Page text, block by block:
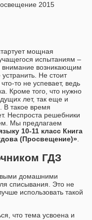
2015
мощная
испытаниям –
внимание возникающим
Не стоит
то не успевает, ведь
Кроме того, что нужно
лет, так еще и
В такое время
Неспроста решебники
Мы предлагаем
10‐11 класс Книга
(Просвещение)».
ГДЗ
домашними
списывания. Это не
использовать такой
что тема усвоена и